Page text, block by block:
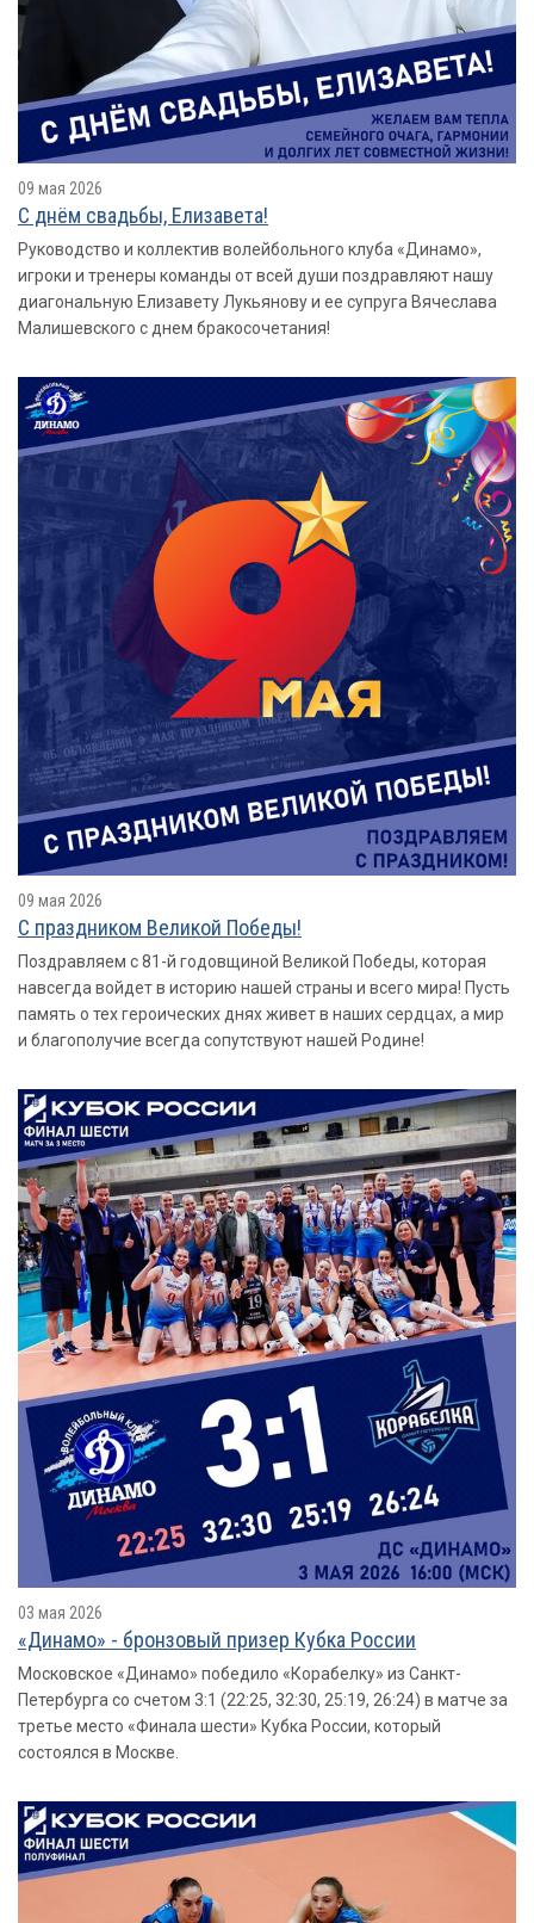
09 мая 2026
С днём свадьбы, Елизавета!
Руководство и коллектив волейбольного клуба «Динамо»,
игроки и тренеры команды от всей души поздравляют нашу
диагональную Елизавету Лукьянову и ее супруга Вячеслава
Малишевского с днем бракосочетания!
09 мая 2026
С праздником Великой Победы!
Поздравляем с 81-й годовщиной Великой Победы, которая
навсегда войдет в историю нашей страны и всего мира! Пусть
память о тех героических днях живет в наших сердцах, а мир
и благополучие всегда сопутствуют нашей Родине!
03 мая 2026
«Динамо» - бронзовый призер Кубка России
Московское «Динамо» победило «Корабелку» из Санкт-
Петербурга со счетом 3:1 (22:25, 32:30, 25:19, 26:24) в матче за
третье место «Финала шести» Кубка России, который
состоялся в Москве.